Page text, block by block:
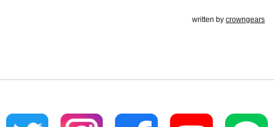
written by crowngears